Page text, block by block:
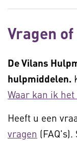
Vragen
De Vilans
hulpmiddelen.
Waar kan ik
Heeft u een
vragen